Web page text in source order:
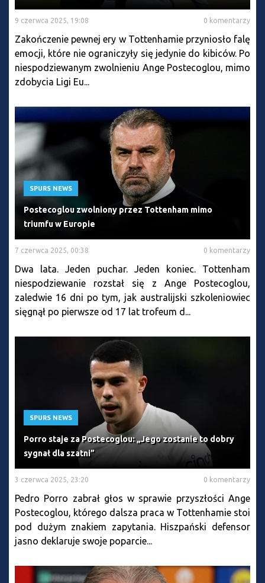
9 czerwca 2025, 19:08 0 komentarzy
Zakończenie pewnej ery w Tottenhamie przyniosło falę
emocji, które nie ograniczyły się jedynie do kibiców. Po
niespodziewanym zwolnieniu Ange Postecoglou, mimo
zdobycia Ligi Eu...
SPURS NEWS
Postecoglou zwolniony przez Tottenham mimo
triumfu w Europie
7 czerwca 2025, 00:38 0 komentarzy
Dwa lata. Jeden puchar. Jeden koniec. Tottenham
niespodziewanie rozstał się z Ange Postecoglou,
zaledwie 16 dni po tym, jak australijski szkoleniowiec
sięgnął po pierwsze od 17 lat trofeum d...
SPURS NEWS
Porro staje za Postecoglou: „Jego zostanie to dobry
sygnał dla szatni”
3 czerwca 2025, 23:20 0 komentarzy
Pedro Porro zabrał głos w sprawie przyszłości Ange
Postecoglou, którego dalsza praca w Tottenhamie stoi
pod dużym znakiem zapytania. Hiszpański defensor
jasno deklaruje swoje poparcie...